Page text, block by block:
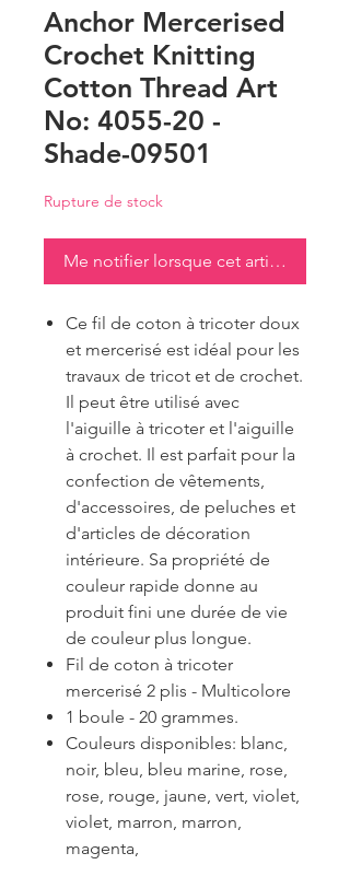
Anchor Mercerised
Crochet Knitting
Cotton Thread Art
No: 4055-20 -
Shade-09501
Rupture de stock
Me notifier lorsque cet article est
Ce fil de coton à tricoter doux
et mercerisé est idéal pour les
travaux de tricot et de crochet.
Il peut être utilisé avec
l'aiguille à tricoter et l'aiguille
à crochet. Il est parfait pour la
confection de vêtements,
d'accessoires, de peluches et
d'articles de décoration
intérieure. Sa propriété de
couleur rapide donne au
produit fini une durée de vie
de couleur plus longue.
Fil de coton à tricoter
mercerisé 2 plis - Multicolore
1 boule - 20 grammes.
Couleurs disponibles: blanc,
noir, bleu, bleu marine, rose,
rose, rouge, jaune, vert, violet,
violet, marron, marron,
magenta,